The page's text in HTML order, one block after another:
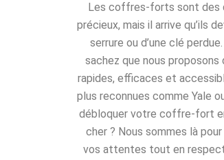
Les coffres-forts sont des
précieux, mais il arrive qu’ils
serrure ou d’une clé
sachez que nous
rapides, efficaces et
plus reconnues comme Yale
débloquer votre coffre-fort
cher ? Nous sommes là
vos attentes tout en